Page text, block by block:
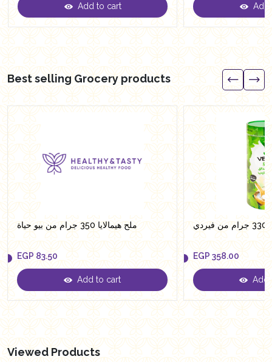
EGP Add to cart EGP Add
Best selling Grocery products
ملح هيمالايا 350 جرام من بيو حياة
EGP
EGP 83.50
Add to cart EGP
EGP 358.00
Add
Viewed Products